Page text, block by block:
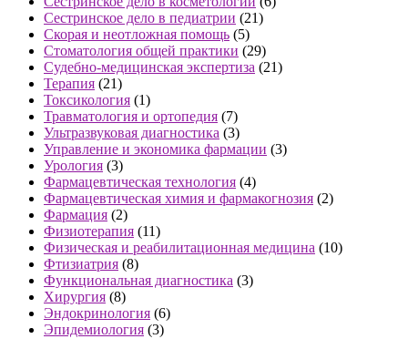
Сестринское дело в педиатрии (21)
Скорая и неотложная помощь (5)
Стоматология общей практики (29)
Судебно-медицинская экспертиза (21)
Терапия (21)
Токсикология (1)
Травматология и ортопедия (7)
Ультразвуковая диагностика (3)
Управление и экономика фармации (3)
Урология (3)
Фармацевтическая технология (4)
Фармацевтическая химия и фармакогнозия (2)
Фармация (2)
Физиотерапия (11)
Физическая и реабилитационная медицина (10)
Фтизиатрия (8)
Функциональная диагностика (3)
Хирургия (8)
Эндокринология (6)
Эпидемиология (3)